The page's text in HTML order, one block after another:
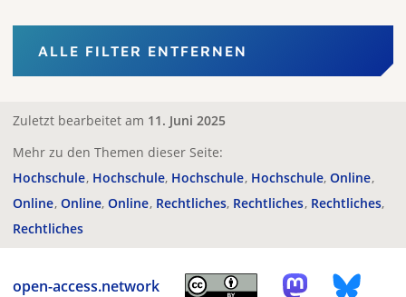
ALLE FILTER ENTFERNEN
Zuletzt bearbeitet am 11. Juni 2025
Mehr zu den Themen dieser Seite:
Hochschule Hochschule Hochschule Hochschule Online
Online Online Online Rechtliches Rechtliches Rechtliches
Rechtliches
open-access.network